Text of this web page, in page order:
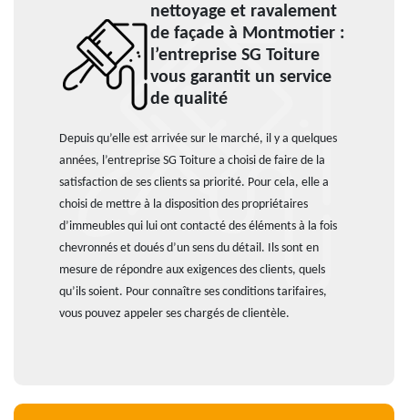
nettoyage et ravalement
de façade à Montmotier :
l’entreprise SG Toiture
vous garantit un service
de qualité
Depuis qu’elle est arrivée sur le marché, il y a quelques
années, l’entreprise SG Toiture a choisi de faire de la
satisfaction de ses clients sa priorité. Pour cela, elle a
choisi de mettre à la disposition des propriétaires
d’immeubles qui lui ont contacté des éléments à la fois
chevronnés et doués d’un sens du détail. Ils sont en
mesure de répondre aux exigences des clients, quels
qu’ils soient. Pour connaître ses conditions tarifaires,
vous pouvez appeler ses chargés de clientèle.